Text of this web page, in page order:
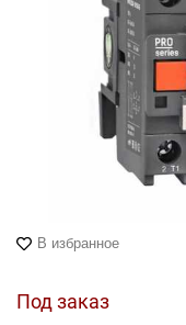
В избранное
Под заказ